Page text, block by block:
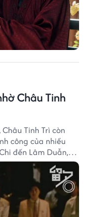
Châu Tinh
Tinh Trì còn
công của nhiều
đến Lâm Duẫn,
mới trong sự